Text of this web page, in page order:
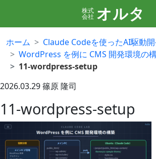
株式
会社 オルタ
ホーム
Claude Codeを使ったAI駆動
WordPress を例に CMS 開発環境の
11-wordpress-setup
2026.03.29篠原 隆司
11-wordpress-setup